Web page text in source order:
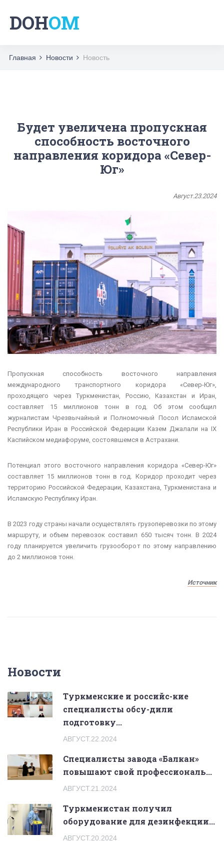
DOHOM
Главная Новости Новость
Будет увеличена пропускная
способность восточного
направления коридора «Север-
Юг»
Август.23.2024
Пропускная способность восточного направления
международного транспортного коридора «Север-Юг»,
проходящего через Туркменистан, Россию, Казахстан и Иран,
составляет 15 миллионов тонн в год. Об этом сообщил
журналистам Чрезвычайный и Полномочный Посол Исламской
Республики Иран в Российской Федерации Казем Джалали на IX
Каспийском медиафоруме, состоявшемся в Астрахани.
Потенциал этого восточного направления коридора «Север-Юг»
составляет 15 миллионов тонн в год. Коридор проходит через
территорию Российской Федерации, Казахстана, Туркменистана и
Исламскую Республику Иран.
В 2023 году страны начали осуществлять грузоперевозки по этому
маршруту, и объем перевозок составил 650 тысяч тонн. В 2024
году планируется увеличить грузооборот по этому направлению
до 2 миллионов тонн.
Источник
Новости
Туркменские и российс-кие
специалисты обсу-дили
подготовку...
АВГУСТ.22.2024
Специалисты завода «Балкан»
повышают свой профессиональ...
АВГУСТ.21.2024
Туркменистан получил
оборудование для дезинфекции...
АВГУСТ.20.2024